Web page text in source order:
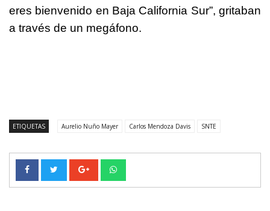
eres bienvenido en Baja California Sur”, gritaban
a través de un megáfono.
ETIQUETAS Aurelio Nuño Mayer Carlos Mendoza Davis SNTE